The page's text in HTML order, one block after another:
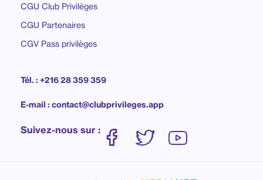
CGU Club Privilèges
CGU Partenaires
CGV Pass privilèges
Tél. : +216 28 359 359
E-mail : contact@clubprivileges.app
Suivez-nous sur :